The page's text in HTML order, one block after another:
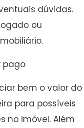
dúvidas.
ou
pago
bem o valor do
para possíveis
no imóvel. Além